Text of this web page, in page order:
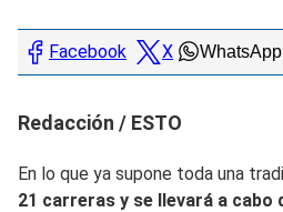
Facebook X WhatsApp
Redacción / ESTO
En lo que ya supone toda una
21 carreras y se llevará a